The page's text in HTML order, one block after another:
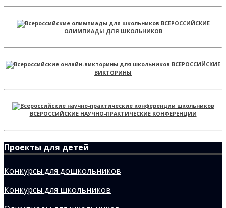
ВСЕРОССИЙСКИЕ
ОЛИМПИАДЫ ДЛЯ ШКОЛЬНИКОВ
ВСЕРОССИЙСКИЕ
ВИКТОРИНЫ
ВСЕРОССИЙСКИЕ НАУЧНО-ПРАКТИЧЕСКИЕ КОНФЕРЕНЦИИ
Проекты для детей
Конкурсы для дошкольников
Конкурсы для школьников